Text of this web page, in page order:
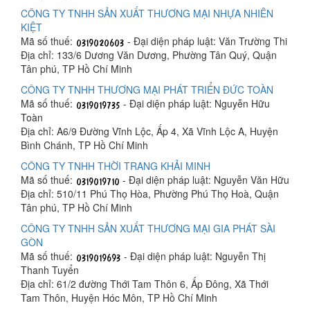
CÔNG TY TNHH SẢN XUẤT THƯƠNG MẠI NHỰA NHIÊN
KIỆT
Mã số thuế:
- Đại diện pháp luật: Văn Trường Thi
Địa chỉ: 133/6 Dương Văn Dương, Phường Tân Quý, Quận
Tân phú, TP Hồ Chí Minh
CÔNG TY TNHH THƯƠNG MẠI PHÁT TRIỂN ĐỨC TOÀN
Mã số thuế:
- Đại diện pháp luật: Nguyễn Hữu
Toàn
Địa chỉ: A6/9 Đường Vĩnh Lộc, Ấp 4, Xã Vĩnh Lộc A, Huyện
Bình Chánh, TP Hồ Chí Minh
CÔNG TY TNHH THỜI TRANG KHẢI MINH
Mã số thuế:
- Đại diện pháp luật: Nguyễn Văn Hữu
Địa chỉ: 510/11 Phú Thọ Hòa, Phường Phú Thọ Hoà, Quận
Tân phú, TP Hồ Chí Minh
CÔNG TY TNHH SẢN XUẤT THƯƠNG MẠI GIA PHÁT SÀI
GÒN
Mã số thuế:
- Đại diện pháp luật: Nguyễn Thị
Thanh Tuyển
Địa chỉ: 61/2 đường Thới Tam Thôn 6, Ấp Đông, Xã Thới
Tam Thôn, Huyện Hóc Môn, TP Hồ Chí Minh